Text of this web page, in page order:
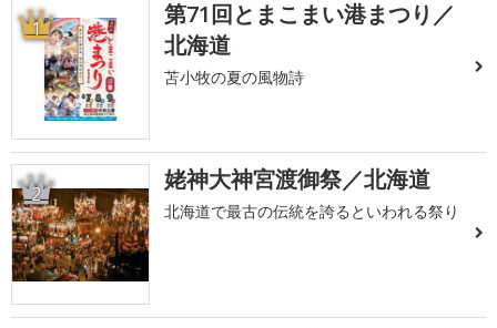
1
第71回とまこまい港まつり／
北海道
苫小牧の夏の風物詩
2 姥神大神宮渡御祭／北海道
北海道で最古の伝統を誇るといわれる祭り